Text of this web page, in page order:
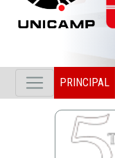
PRINCIPAL